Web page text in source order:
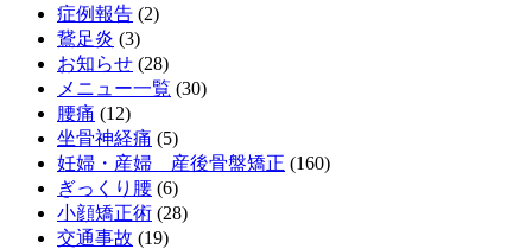
症例報告 (2)
鵞足炎 (3)
お知らせ (28)
メニュー一覧 (30)
腰痛 (12)
坐骨神経痛 (5)
妊婦・産婦 産後骨盤矯正 (160)
ぎっくり腰 (6)
小顔矯正術 (28)
交通事故 (19)